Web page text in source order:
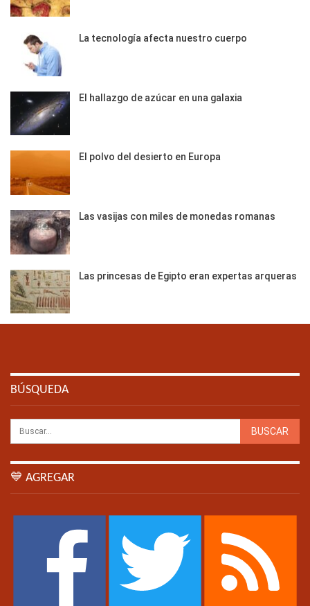
La tecnología afecta nuestro cuerpo
El hallazgo de azúcar en una galaxia
El polvo del desierto en Europa
Las vasijas con miles de monedas romanas
Las princesas de Egipto eran expertas arqueras
BÚSQUEDA
💙 AGREGAR